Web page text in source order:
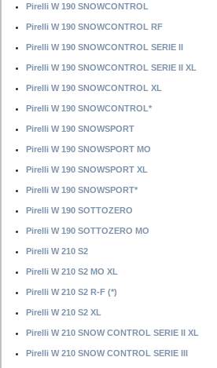
Pirelli W 190 SNOWCONTROL
Pirelli W 190 SNOWCONTROL RF
Pirelli W 190 SNOWCONTROL SERIE II
Pirelli W 190 SNOWCONTROL SERIE II XL
Pirelli W 190 SNOWCONTROL XL
Pirelli W 190 SNOWCONTROL*
Pirelli W 190 SNOWSPORT
Pirelli W 190 SNOWSPORT MO
Pirelli W 190 SNOWSPORT XL
Pirelli W 190 SNOWSPORT*
Pirelli W 190 SOTTOZERO
Pirelli W 190 SOTTOZERO MO
Pirelli W 210 S2
Pirelli W 210 S2 MO XL
Pirelli W 210 S2 R-F (*)
Pirelli W 210 S2 XL
Pirelli W 210 SNOW CONTROL SERIE II XL
Pirelli W 210 SNOW CONTROL SERIE III